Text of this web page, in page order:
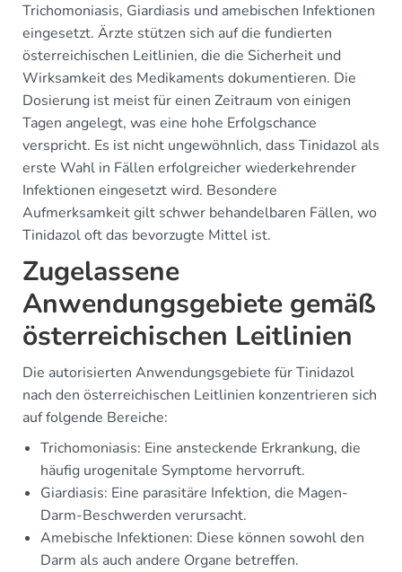
Trichomoniasis, Giardiasis und amebischen Infektionen
eingesetzt. Ärzte stützen sich auf die fundierten
österreichischen Leitlinien, die die Sicherheit und
Wirksamkeit des Medikaments dokumentieren. Die
Dosierung ist meist für einen Zeitraum von einigen
Tagen angelegt, was eine hohe Erfolgschance
verspricht. Es ist nicht ungewöhnlich, dass Tinidazol als
erste Wahl in Fällen erfolgreicher wiederkehrender
Infektionen eingesetzt wird. Besondere
Aufmerksamkeit gilt schwer behandelbaren Fällen, wo
Tinidazol oft das bevorzugte Mittel ist.
Zugelassene
Anwendungsgebiete gemäß
österreichischen Leitlinien
Die autorisierten Anwendungsgebiete für Tinidazol
nach den österreichischen Leitlinien konzentrieren sich
auf folgende Bereiche:
Trichomoniasis: Eine ansteckende Erkrankung, die
häufig urogenitale Symptome hervorruft.
Giardiasis: Eine parasitäre Infektion, die Magen-
Darm-Beschwerden verursacht.
Amebische Infektionen: Diese können sowohl den
Darm als auch andere Organe betreffen.